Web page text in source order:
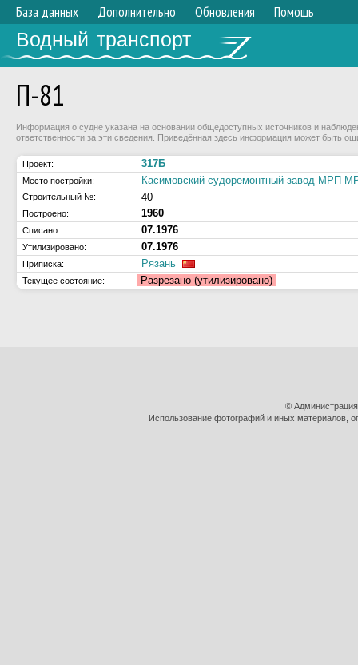
База данных Дополнительно Обновления Помощь
Водный транспорт
П-81
Информация о судне указана на основании общедоступных источников и
ответственности за эти сведения. Приведённая здесь информация может быть
Проект: 317Б
Место постройки: Касимовский судоремонтный завод МРП
Строительный №: 40
Построено: 1960
Списано: 07.1976
Утилизировано: 07.1976
Приписка: Рязань
Текущее состояние: Разрезано (утилизировано)
©
Использование фотографий и иных материалов,